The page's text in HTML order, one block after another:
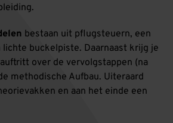
bestaan uit pflugsteuern, een
buckelpiste. Daarnaast krijg je
over de vervolgstappen (na
methodische Aufbau. Uiteraard
en aan het einde een